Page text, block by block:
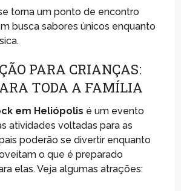
torna um ponto de encontro
busca sabores únicos enquanto
PARA CRIANÇAS:
TODA A FAMÍLIA
em Heliópolis é um evento
atividades voltadas para as
poderão se divertir enquanto
o que é preparado
elas. Veja algumas atrações: